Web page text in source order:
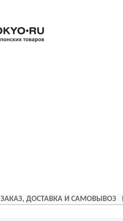
ЗАКАЗ, ДОСТАВКА И САМОВЫВОЗ